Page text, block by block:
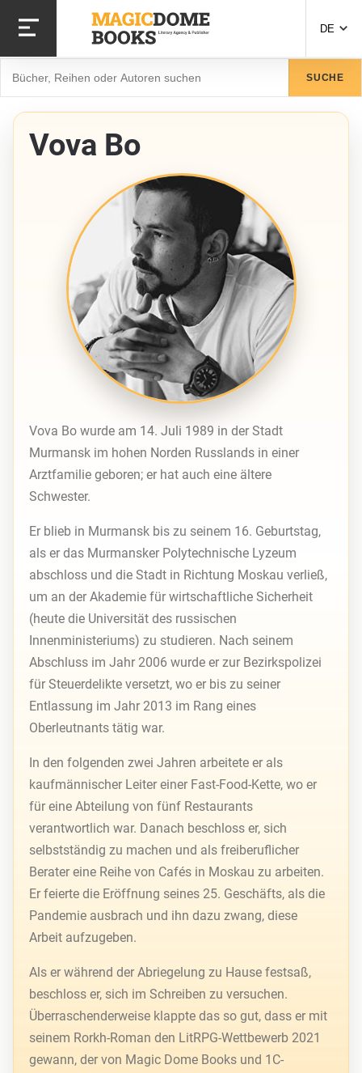
zum
Inhalt
DE
SUCHE
Vova Bo
Vova Bo wurde am 14. Juli 1989 in der Stadt
Murmansk im hohen Norden Russlands in einer
Arztfamilie geboren; er hat auch eine ältere
Schwester.
Er blieb in Murmansk bis zu seinem 16. Geburtstag,
als er das Murmansker Polytechnische Lyzeum
abschloss und die Stadt in Richtung Moskau verließ,
um an der Akademie für wirtschaftliche Sicherheit
(heute die Universität des russischen
Innenministeriums) zu studieren. Nach seinem
Abschluss im Jahr 2006 wurde er zur Bezirkspolizei
für Steuerdelikte versetzt, wo er bis zu seiner
Entlassung im Jahr 2013 im Rang eines
Oberleutnants tätig war.
In den folgenden zwei Jahren arbeitete er als
kaufmännischer Leiter einer Fast-Food-Kette, wo er
für eine Abteilung von fünf Restaurants
verantwortlich war. Danach beschloss er, sich
selbstständig zu machen und als freiberuflicher
Berater eine Reihe von Cafés in Moskau zu arbeiten.
Er feierte die Eröffnung seines 25. Geschäfts, als die
Pandemie ausbrach und ihn dazu zwang, diese
Arbeit aufzugeben.
Als er während der Abriegelung zu Hause festsaß,
beschloss er, sich im Schreiben zu versuchen.
Überraschenderweise klappte das so gut, dass er mit
seinem Rorkh-Roman den LitRPG-Wettbewerb 2021
gewann, der von Magic Dome Books und 1C-